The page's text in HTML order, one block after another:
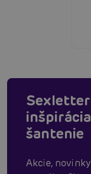
šantenie
Akcie,